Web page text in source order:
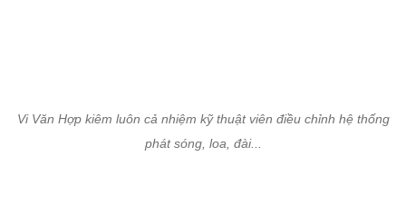
Vi Văn Hợp kiêm luôn cả nhiệm kỹ thuật viên điều chỉnh hệ thống
phát sóng, loa, đài...